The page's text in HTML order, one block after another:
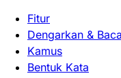
Fitur
Dengarkan & Baca
Kamus
Bentuk Kata